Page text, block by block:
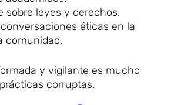
sobre leyes y derechos.
éticas en la
comunidad.
y vigilante es mucho
corruptas.